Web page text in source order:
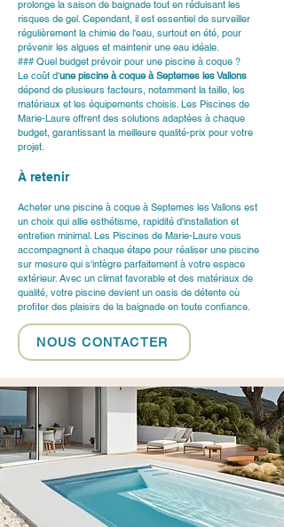
prolonge la saison de baignade tout en réduisant les
risques de gel. Cependant, il est essentiel de surveiller
régulièrement la chimie de l'eau, surtout en été, pour
prévenir les algues et maintenir une eau idéale.
### Quel budget prévoir pour une piscine à coque ?
Le coût d'une piscine à coque à Septemes les Vallons
dépend de plusieurs facteurs, notamment la taille, les
matériaux et les équipements choisis. Les Piscines de
Marie-Laure offrent des solutions adaptées à chaque
budget, garantissant la meilleure qualité-prix pour votre
projet.
À retenir
Acheter une piscine à coque à Septemes les Vallons est
un choix qui allie esthétisme, rapidité d'installation et
entretien minimal. Les Piscines de Marie-Laure vous
accompagnent à chaque étape pour réaliser une piscine
sur mesure qui s'intègre parfaitement à votre espace
extérieur. Avec un climat favorable et des matériaux de
qualité, votre piscine devient un oasis de détente où
profiter des plaisirs de la baignade en toute confiance.
NOUS CONTACTER